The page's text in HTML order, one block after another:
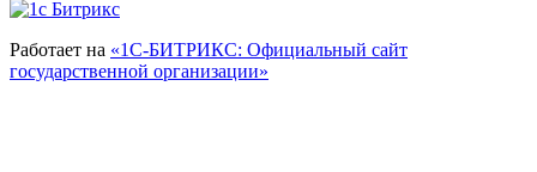
Работает на «1С-БИТРИКС: Официальный сайт
государственной организации»